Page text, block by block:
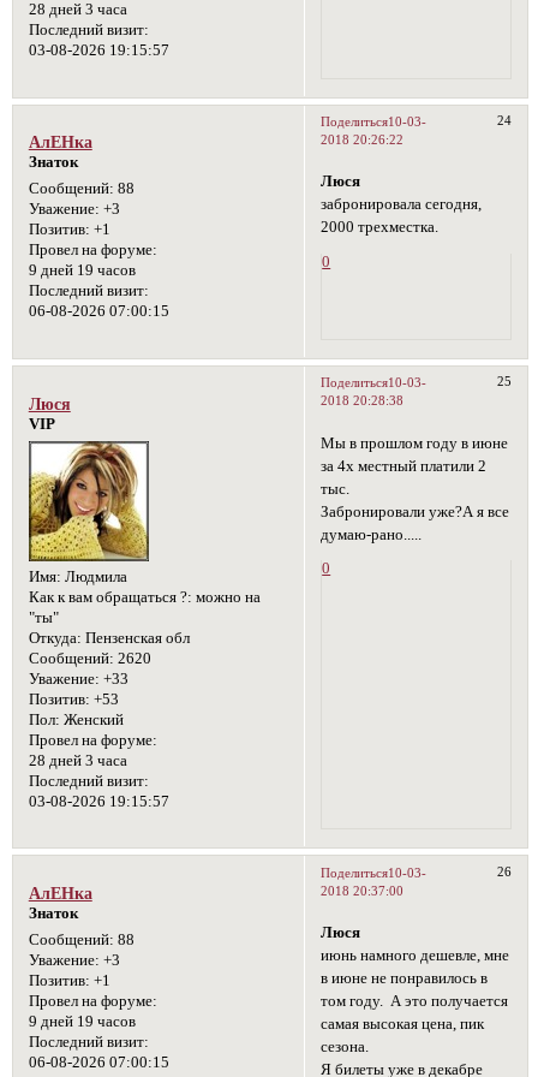
28 дней 3 часа
Последний визит:
03-08-2026 19:15:57
Поделиться 24
10-03-
2018 20:26:22
АлЕНка
Знаток
Сообщений: 88
Уважение: +3
Позитив: +1
Провел на форуме:
9 дней 19 часов
Последний визит:
06-08-2026 07:00:15
Люся
забронировала сегодня,
2000 трехместка.
0
Поделиться 25
10-03-
2018 20:28:38
Люся
VIP
Имя: Людмила
Как к вам обращаться ?: можно на
"ты"
Откуда: Пензенская обл
Сообщений: 2620
Уважение: +33
Позитив: +53
Пол: Женский
Провел на форуме:
28 дней 3 часа
Последний визит:
03-08-2026 19:15:57
Мы в прошлом году в июне
за 4х местный платили 2
тыс.
Забронировали уже?А я все
думаю-рано.....
0
Поделиться 26
10-03-
2018 20:37:00
АлЕНка
Знаток
Сообщений: 88
Уважение: +3
Позитив: +1
Провел на форуме:
9 дней 19 часов
Последний визит:
06-08-2026 07:00:15
Люся
июнь намного дешевле, мне
в июне не понравилось в
том году. А это получается
самая высокая цена, пик
сезона.
Я билеты уже в декабре